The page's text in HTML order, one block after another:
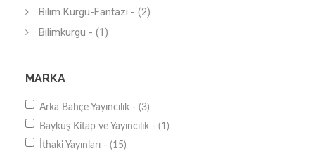
Bilim Kurgu-Fantazi - (2)
Bilimkurgu - (1)
MARKA
Arka Bahçe Yayıncılık - (3)
Baykuş Kitap ve Yayıncılık - (1)
İthaki Yayınları - (15)